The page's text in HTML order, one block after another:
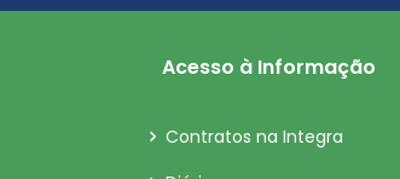
Acesso à Informação
Contratos na Integra